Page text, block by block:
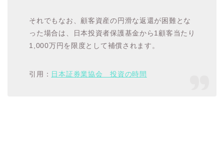
それでもなお、顧客資産の円滑な返還が困難とな
った場合は、日本投資者保護基金から1顧客当たり
1,000万円を限度として補償されます。
引用： 日本証券業協会 投資の時間